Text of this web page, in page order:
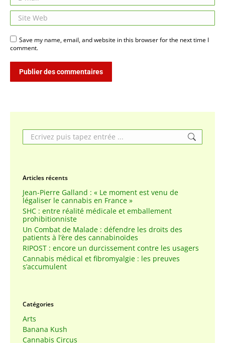
Site Web
Save my name, email, and website in this browser for the next time I
comment.
Publier des commentaires
Search:
Articles récents
Jean-Pierre Galland : « Le moment est venu de
légaliser le cannabis en France »
SHC : entre réalité médicale et emballement
prohibitionniste
Un Combat de Malade : défendre les droits des
patients à l’ère des cannabinoïdes
RIPOST : encore un durcissement contre les usagers
Cannabis médical et fibromyalgie : les preuves
s’accumulent
Catégories
Arts
Banana Kush
Cannabis Circus